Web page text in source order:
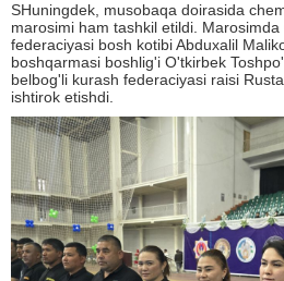
SHuningdek, musobaqa doirasida
marosimi ham tashkil etildi.
federaciyasi bosh kotibi Abduxalil
boshqarmasi boshlig'i O'tkirbek
belbog'li kurash federaciyasi raisi
ishtirok etishdi.